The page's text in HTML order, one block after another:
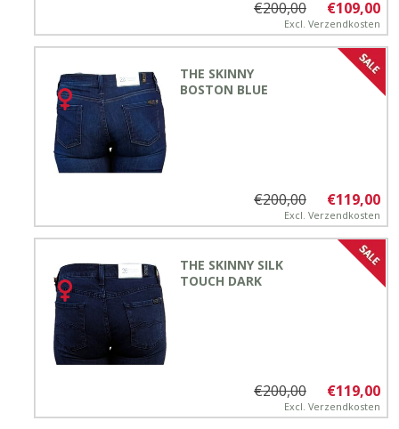
€109,00
€200,00
Excl. Verzendkosten
THE SKINNY
BOSTON BLUE
€119,00
€200,00
Excl. Verzendkosten
THE SKINNY SILK
TOUCH DARK
€119,00
€200,00
Excl. Verzendkosten